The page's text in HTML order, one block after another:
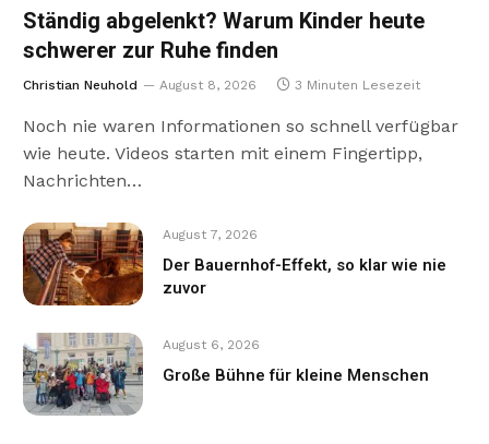
Ständig abgelenkt? Warum Kinder heute
schwerer zur Ruhe finden
Christian Neuhold August 8, 2026 3 Minuten Lesezeit
Noch nie waren Informationen so schnell verfügbar
wie heute. Videos starten mit einem Fingertipp,
Nachrichten…
August 7, 2026
Der Bauernhof-Effekt, so klar wie nie
zuvor
August 6, 2026
Große Bühne für kleine Menschen